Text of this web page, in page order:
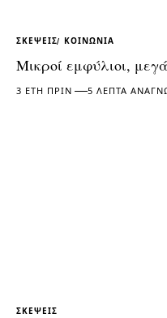
ΣΚΈΨΕΙΣ ΚΟΙΝΩΝΊΑ
Μικροί εμφύλιοι,
3 ΈΤΗ ΠΡΙΝ 5 ΛΕΠΤΆ
ΣΚΈΨΕΙΣ